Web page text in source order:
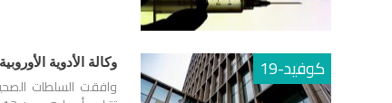
كوفيد-19 وكالة الأدوية
وافقت السلطات